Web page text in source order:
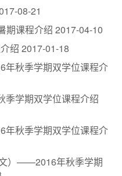
08-21
期课程介绍 2017-04-10
绍 2017-01-18
秋季学期双学位课程介
学期双学位课程介绍
秋季学期双学位课程介
）——2016年秋季学期